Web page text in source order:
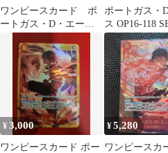
ワンピースカード ポ
ートガス・D・エー
決戦の刻
ポートガス・
ス OP16-118
の刻】
¥3,000
ワンピースカード ポー
¥5,280
ワンピース